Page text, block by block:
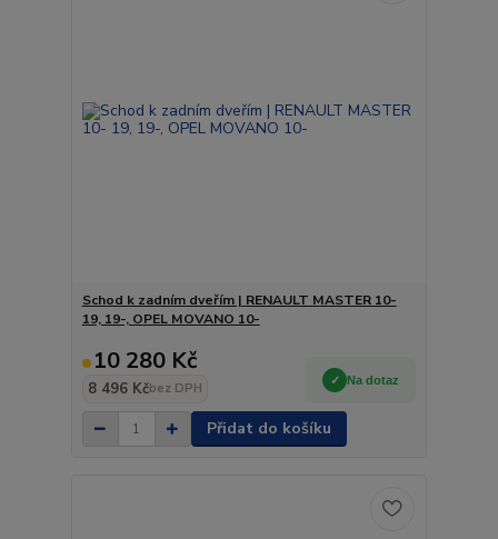
Schod k zadním dveřím | RENAULT MASTER 10-
19, 19-, OPEL MOVANO 10-
10 280 Kč
8 496 Kčbez DPH
Na dotaz
Přidat do košíku